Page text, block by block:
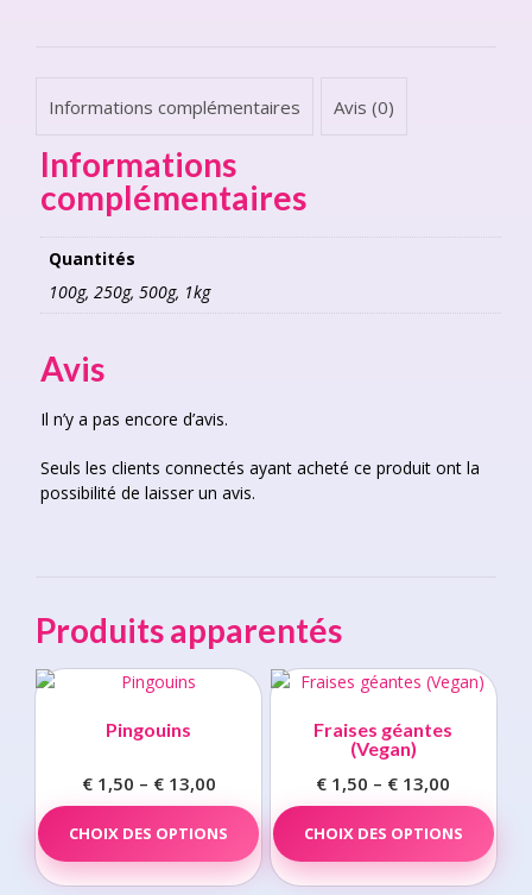
Informations complémentaires Avis (0)
Informations
complémentaires
Quantités
100g, 250g, 500g, 1kg
Avis
Il n’y a pas encore d’avis.
Seuls les clients connectés ayant acheté ce produit ont la
possibilité de laisser un avis.
Produits apparentés
Pingouins
€1,50 – €13,00
range:
€ 1,50
through
€ 13,00
CHOIX DES OPTIONS
This
product
has
multiple
Fraises géantes
(Vegan)
€ 1,50 – € 13,00
range:
€ 1,50
through
€ 13,00
CHOIX DES OPTIONS
has